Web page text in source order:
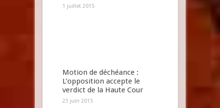
1 juillet 2015
Motion de déchéance :
L’opposition accepte le
verdict de la Haute Cour
23 juin 2015